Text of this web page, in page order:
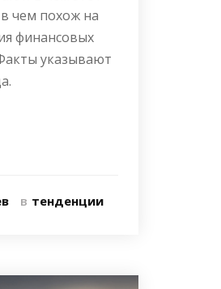
чем похож на
финансовых
указывают
в тенденции